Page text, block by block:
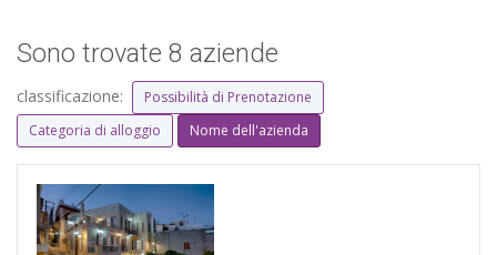
Sono trovate 8 aziende
classificazione:
Possibilità di Prenotazione
Categoria di alloggio
Nome dell'azienda